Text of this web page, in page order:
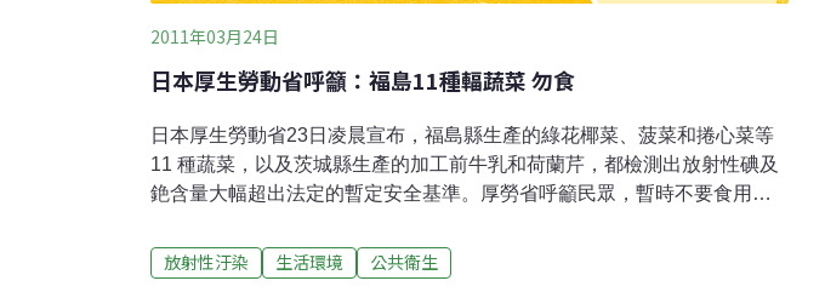
2011年03月24日
日本厚生勞動省呼籲：福島11種輻蔬菜 勿食
日本厚生勞動省23日凌晨宣布，福島縣生產的綠花椰菜、菠菜和捲心菜等
11 種蔬菜，以及茨城縣生產的加工前牛乳和荷蘭芹，都檢測出放射性碘及
銫含量大幅超出法定的暫定安全基準。厚勞省呼籲民眾，暫時不要食用福
縣本宮市生產的葉菜類蔬菜「莖立菜」，檢測出的放射性銫（安全基準值
為每公斤500貝克）高達每公斤8萬2000貝克，相當於基準值的164倍。此
放射性汙染 生活環境 公共衛生